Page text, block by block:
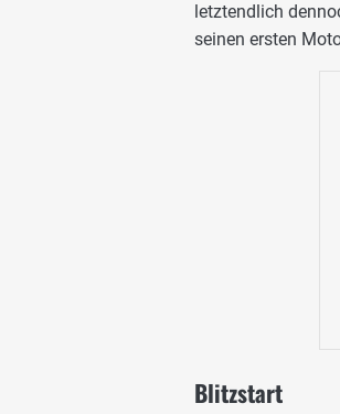
letztendlich
seinen ersten
Blitzstart